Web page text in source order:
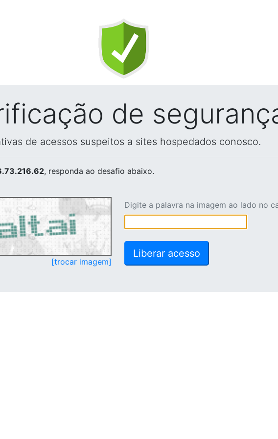
de
de acessos suspeitos a sites hospedados conosco.
, responda ao desafio abaixo.
[trocar imagem]
Digite a palavra na imagem ao lado no